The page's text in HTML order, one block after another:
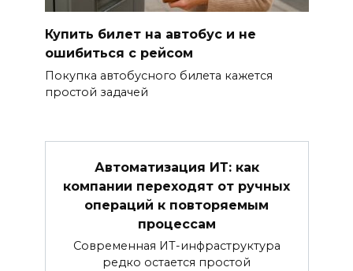
Купить билет на автобус и не
ошибиться с рейсом
Покупка автобусного билета кажется
простой задачей
Автоматизация ИТ: как
компании переходят от ручных
операций к повторяемым
процессам
Современная ИТ-инфраструктура
редко остается простой